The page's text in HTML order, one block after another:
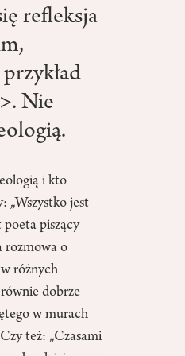
refleksja
Nie
i kto
„Wszystko jest
poeta piszący
rozmowa o
różnych
dobrze
w murach
też: „Czasami